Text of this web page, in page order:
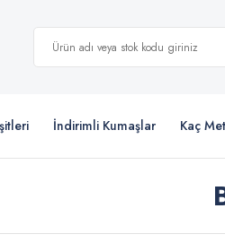
İndirimli Kumaşlar Kaç